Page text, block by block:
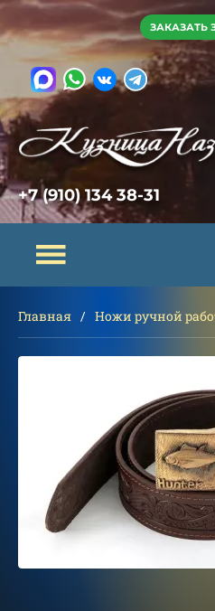
ЗАКАЗАТЬ
+7 (910) 134 38-31
Главная Ножи ручной